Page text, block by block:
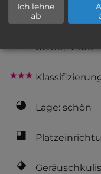
bis 30,- Euro
Lage: schön
Ich lehne
ab